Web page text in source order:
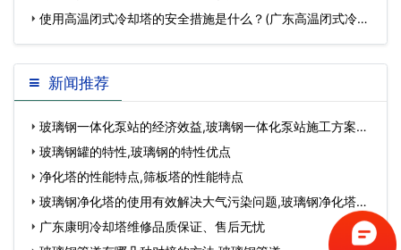
… 使用高温闭式冷却塔的安全措施是什么？(广东高温闭式冷却
塔)…
新闻推荐
玻璃钢一体化泵站的经济效益,玻璃钢一体化泵站施工方案…
玻璃钢罐的特性,玻璃钢的特性优点
净化塔的性能特点,筛板塔的性能特点
玻璃钢净化塔的使用有效解决大气污染问题,玻璃钢净化塔脱
硫塔…
广东康明冷却塔维修品质保证、售后无忧